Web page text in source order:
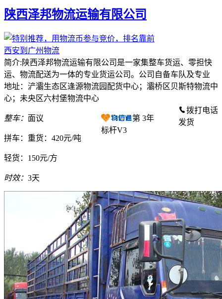
陕西泽邦物流运输有限公司
西安到广州物流
简介:陕西泽邦物流运输有限公司是一家集整车货运、零担快
运、物流配送为一体的专业货运公司。公司自备车队及专业
地址：浐灞生态区逢源物流园配货中心；灞桥区贝斯特物流中
心；未央区六村堡物流中心
整车： 面议
拼车： 重货：420元/吨
轻货： 150元/方
时效： 3天
第 3年
标杆V3
拨打电话
发货